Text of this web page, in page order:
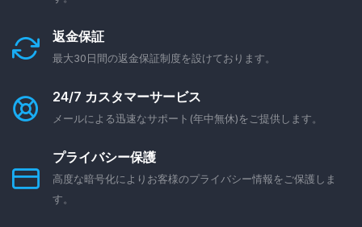
返金保証
最大30日間の返金保証制度を設けております。
24/7 カスタマーサービス
メールによる迅速なサポート(年中無休)をご提供します。
プライバシー保護
高度な暗号化によりお客様のプライバシー情報をご保護しま
す。